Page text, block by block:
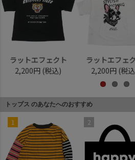
ラットエフェクト
2,200円 (税込)
ラットエフェ
2,200円 (税
トップス のあなたへのおすすめ
1 2